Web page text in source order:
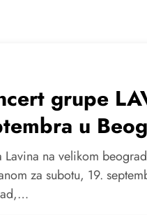
grupe
u
Lavina na velikom
za subotu, 19.